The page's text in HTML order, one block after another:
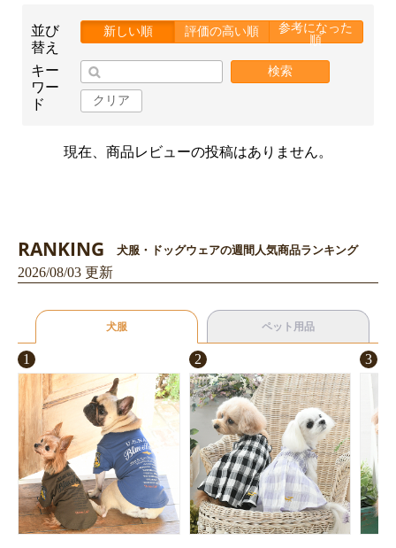
並び
替え
新しい順 評価の高い順
参考になった
順
キー
ワー
ド
検索
クリア
現在、商品レビューの投稿はありません。
RANKING 犬服・ドッグウェアの週間人気商品ランキング
2026/08/03 更新
犬服 ペット用品
1 2 3